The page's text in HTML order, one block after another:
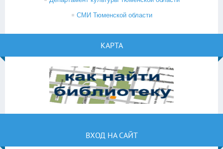
СМИ Тюменской области
КАРТА
ВХОД НА САЙТ